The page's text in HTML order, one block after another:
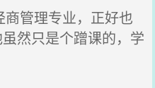
管理专业，正好也
然只是个蹭课的，学